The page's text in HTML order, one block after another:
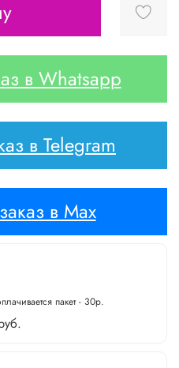
в Whatsapp
в Telegram
в Max
пакет - 30р.